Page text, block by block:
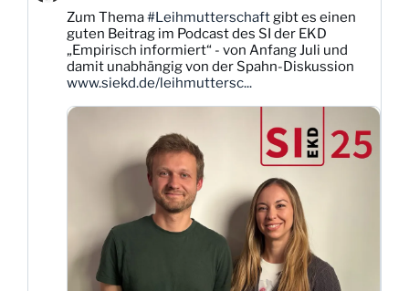
Karsten
Dittmann
Bluesky
ansehen
Zum Thema#Leihmutterschaftgibt es einen
guten Beitrag im Podcast des SI der EKD
„Empirisch informiert“ - von Anfang Juli und
damit unabhängig von der Spahn-Diskussion
www.siekd.de/leihmuttersc...